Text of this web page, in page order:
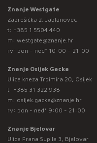
Znanje Westgate
Zaprešićka 2, Jablanovec
t: +385 1 5504 440
m: westgate@znanje.hr
rv: pon – ned* 10:00 – 21:00
Znanje Osijek Gacka
Ulica kneza Trpimira 20, Osijek
t: +385 31 322 938
m: osijek.gacka@znanje.hr
rv: pon - ned* 9:00 - 21:00
Znanje Bjelovar
Ulica Frana Supila 3, Bjelovar